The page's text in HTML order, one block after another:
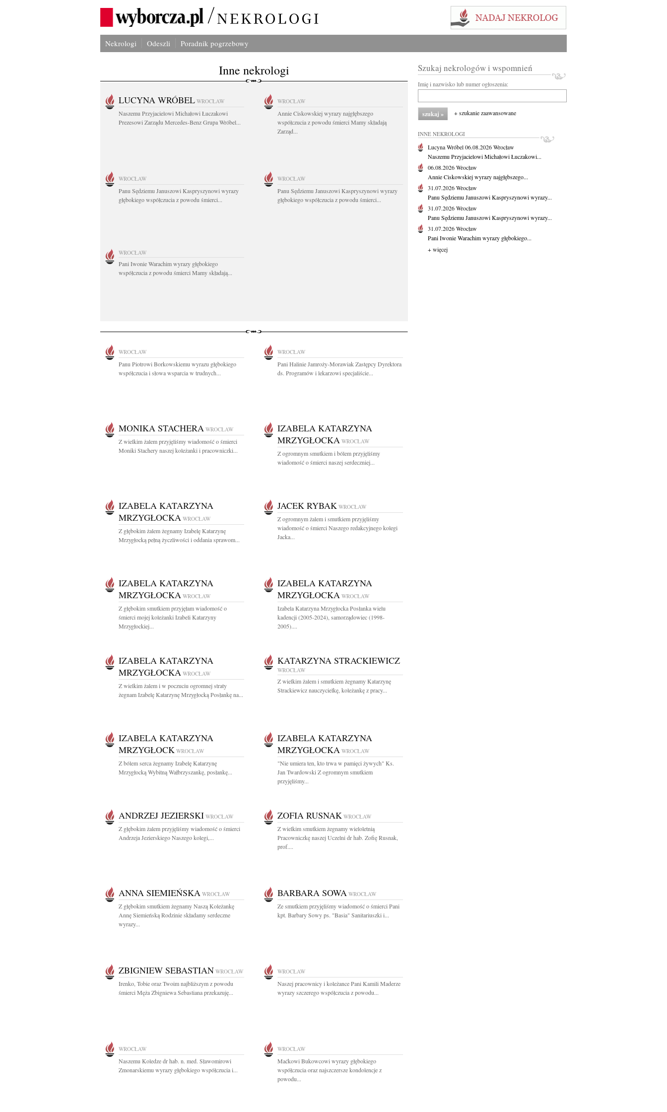
Nekrologi Odeszli Poradnik pogrzebowy
Inne nekrologi
LUCYNA WRÓBEL WROCŁAW
Naszemu Przyjacielowi Michałowi Łuczakowi
Prezesowi Zarządu Mercedes-Benz Grupa Wróbel...
WROCŁAW
Annie Ciskowskiej wyrazy najgłębszego
współczucia z powodu śmierci Mamy składają
Zarząd...
WROCŁAW
Panu Sędziemu Januszowi Kaspryszynowi wyrazy
głębokiego współczucia z powodu śmierci...
WROCŁAW
Panu Sędziemu Januszowi Kaspryszynowi wyrazy
głębokiego współczucia z powodu śmierci...
WROCŁAW
Pani Iwonie Warachim wyrazy głębokiego
współczucia z powodu śmierci Mamy składają...
WROCŁAW
Panu Piotrowi Borkowskiemu wyrazu głębokiego
współczucia i słowa wsparcia w trudnych...
WROCŁAW
Pani Halinie Jamroży-Morawiak Zastępcy Dyrektora
ds. Programów i lekarzowi specjaliście...
MONIKA STACHERA WROCŁAW
Z wielkim żalem przyjęliśmy wiadomość o śmierci
Moniki Stachery naszej koleżanki i pracowniczki...
IZABELA KATARZYNA
MRZYGŁOCKA WROCŁAW
Z ogromnym smutkiem i bólem przyjęliśmy
wiadomość o śmierci naszej serdeczniej...
IZABELA KATARZYNA
MRZYGŁOCKA WROCŁAW
Z głębokim żalem żegnamy Izabelę Katarzynę
Mrzygłocką pełną życzliwości i oddania sprawom...
JACEK RYBAK WROCŁAW
Z ogromnym żalem i smutkiem przyjęliśmy
wiadomość o śmierci Naszego redakcyjnego kolegi
Jacka...
IZABELA KATARZYNA
MRZYGŁOCKA WROCŁAW
Z głębokim smutkiem przyjęłam wiadomość o
śmierci mojej koleżanki Izabeli Katarzyny
Mrzygłockiej...
IZABELA KATARZYNA
MRZYGŁOCKA WROCŁAW
Izabela Katarzyna Mrzygłocka Posłanka wielu
kadencji (2005-2024), samorządowiec (1998-
2005)....
IZABELA KATARZYNA
MRZYGŁOCKA WROCŁAW
Z wielkim żalem i w poczuciu ogromnej straty
żegnam Izabelę Katarzynę Mrzygłocką Posłankę na...
KATARZYNA STRACKIEWICZ
WROCŁAW
Z wielkim żalem i smutkiem żegnamy Katarzynę
Strackiewicz nauczycielkę, koleżankę z pracy...
IZABELA KATARZYNA
MRZYGŁOCK WROCŁAW
Z bólem serca żegnamy Izabelę Katarzynę
Mrzygłocką Wybitną Wałbrzyszankę, posłankę...
IZABELA KATARZYNA
MRZYGŁOCKA WROCŁAW
"Nie umiera ten, kto trwa w pamięci żywych" Ks.
Jan Twardowski Z ogromnym smutkiem
przyjęliśmy...
ANDRZEJ JEZIERSKI WROCŁAW
Z głębokim żalem przyjęliśmy wiadomość o śmierci
Andrzeja Jezierskiego Naszego kolegi,...
ZOFIA RUSNAK WROCŁAW
Z wielkim smutkiem żegnamy wieloletnią
Pracowniczkę naszej Uczelni dr hab. Zofię Rusnak,
prof....
ANNA SIEMIEŃSKA WROCŁAW
Z głębokim smutkiem żegnamy Naszą Koleżankę
Annę Siemieńską Rodzinie składamy serdeczne
wyrazy...
BARBARA SOWA WROCŁAW
Ze smutkiem przyjęliśmy wiadomość o śmierci Pani
kpt. Barbary Sowy ps. "Basia" Sanitariuszki i...
ZBIGNIEW SEBASTIAN WROCŁAW
Irenko, Tobie oraz Twoim najbliższym z powodu
śmierci Męża Zbigniewa Sebastiana przekazuję...
WROCŁAW
Naszej pracownicy i koleżance Pani Kamili Maderze
wyrazy szczerego współczucia z powodu...
WROCŁAW
Naszemu Koledze dr hab. n. med. Sławomirowi
Zmonarskiemu wyrazy głębokiego współczucia i...
WROCŁAW
Maćkowi Bukowcowi wyrazy głębokiego
współczucia oraz najszczersze kondolencje z
powodu...
Szukaj nekrologów i wspomnień
Imię i nazwisko lub numer ogłoszenia:
+ szukanie zaawansowane
INNE NEKROLOGI
Lucyna Wróbel06.08.2026Wrocław
Naszemu Przyjacielowi Michałowi Łuczakowi...
06.08.2026Wrocław
Annie Ciskowskiej wyrazy najgłębszego...
31.07.2026Wrocław
Panu Sędziemu Januszowi Kaspryszynowi wyrazy...
31.07.2026Wrocław
Panu Sędziemu Januszowi Kaspryszynowi wyrazy...
31.07.2026Wrocław
Pani Iwonie Warachim wyrazy głębokiego...
+ więcej